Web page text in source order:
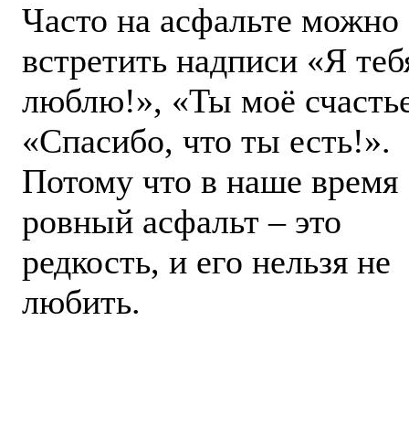
Часто на асфальте можно
встретить надписи «Я
люблю!», «Ты моё
«Спасибо, что ты есть!».
Потому что в наше время
ровный асфальт – это
редкость, и его нельзя не
любить.